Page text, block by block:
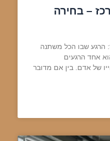
– בחירה
הרגע שבו הכל משתנה
אחד הרגעים
של אדם. בין אם מדובר